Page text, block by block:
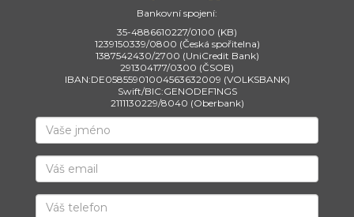
Bankovní spojení:
35-4886610227/0100 (KB)
1239150339/0800 (Česká spořitelna)
1387542430/2700 (UniCredit Bank)
291304177/0300 (ČSOB)
IBAN:DE05855901004563632009 (VOLKSBANK)
Swift/BIC:GENODEF1NGS
2111130229/8040 (Oberbank)